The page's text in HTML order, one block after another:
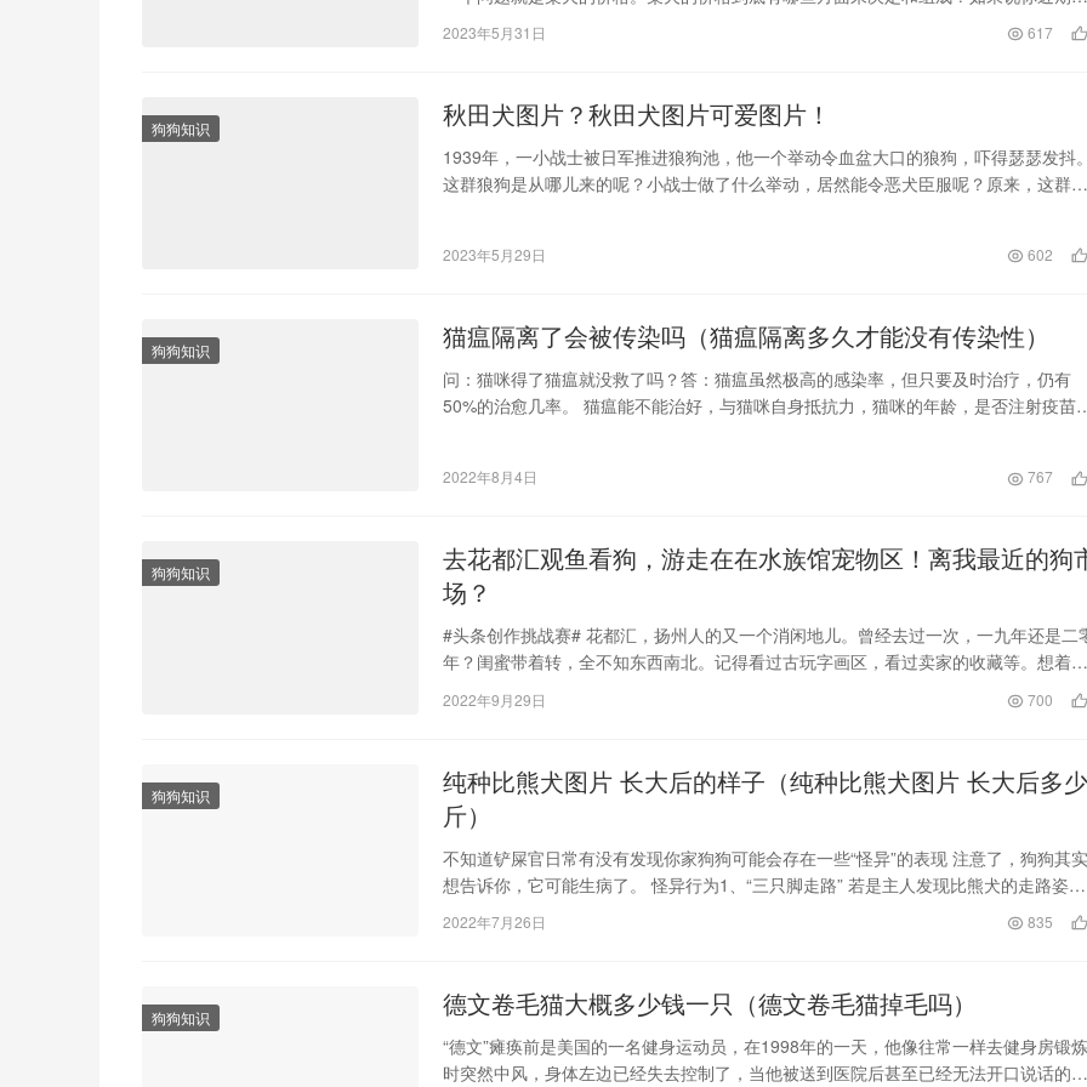
打算养一只柴犬回家，这个视…
2023年5月31日 617
狗狗知识 秋田犬图片？秋田犬图片可爱图片！
1939年，一小战士被日军推进狼狗池，他一个举动令血盆大口的狼狗，吓得瑟瑟发抖。
这群狼狗是从哪儿来的呢？小战士做了什么举动，居然能令恶犬臣服呢？原来，这群狼
2023年5月29日 602
狗狗知识 猫瘟隔离了会被传染吗（猫瘟隔离多久才能没有传染性）
问：猫咪得了猫瘟就没救了吗？答：猫瘟虽然极高的感染率，但只要及时治疗，仍有
50%的治愈几率。 猫瘟能不能治好，与猫咪自身抵抗力，猫咪的年龄，是否注射疫苗
2022年8月4日 767
狗狗知识
去花都汇观鱼看狗，游走在在水族馆宠物区！离我最近的狗
场？
#头条创作挑战赛# 花都汇，扬州人的又一个消闲地儿。曾经去过一次，一九年还是二
年？闺蜜带着转，全不知东西南北。记得看过古玩字画区，看过卖家的收藏等。想着家
里有些三四十年前的老旧杂…
2022年9月29日 700
狗狗知识
纯种比熊犬图片 长大后的样子（纯种比熊犬图片 长大后多少
斤）
不知道铲屎官日常有没有发现你家狗狗可能会存在一些“怪异”的表现 注意了，狗狗其实
想告诉你，它可能生病了。 怪异行为1、“三只脚走路” 若是主人发现比熊犬的走路姿势
很奇怪，就是会三脚…
2022年7月26日 835
狗狗知识 德文卷毛猫大概多少钱一只（德文卷毛猫掉毛吗）
“德文”瘫痪前是美国的一名健身运动员，在1998年的一天，他像往常一样去健身房锻炼
时突然中风，身体左边已经失去控制了，当他被送到医院后甚至已经无法开口说话的地